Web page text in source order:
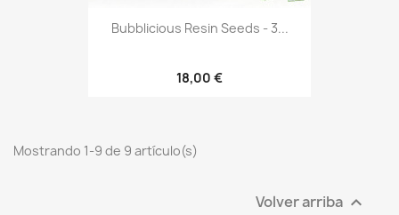
Bubblicious Resin Seeds - 3...
18,00 €
Mostrando 1-9 de 9 artículo(s)
Volver arriba 